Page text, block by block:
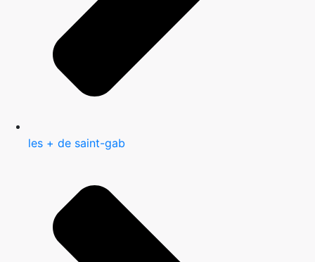
les + de saint-gab